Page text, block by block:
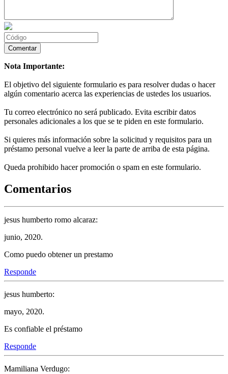
Nota Importante:
El objetivo del siguiente formulario es para resolver dudas o hacer
algún comentario acerca las experiencias de ustedes los usuarios.
Tu correo electrónico no será publicado. Evita escribir datos
personales adicionales a los que se te piden en este formulario.
Si quieres más información sobre la solicitud y requisitos para un
préstamo personal vuelve a leer la parte de arriba de esta página.
Queda prohibido hacer promoción o spam en este formulario.
Comentarios
jesus humberto romo alcaraz:
junio, 2020.
Como puedo obtener un prestamo
Responde
jesus humberto:
mayo, 2020.
Es confiable el préstamo
Responde
Mamiliana Verdugo: